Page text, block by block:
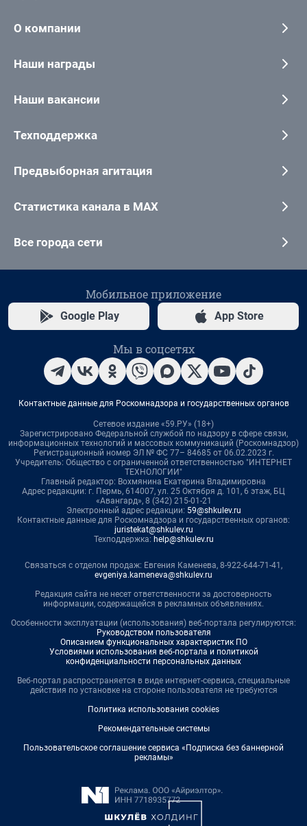
О компании
Наши награды
Наши вакансии
Техподдержка
Предвыборная агитация
Статистика канала в MAX
Все города сети
Мобильное приложение
Google Play App Store
Мы в соцсетях
Контактные данные для Роскомнадзора и государственных органов
Сетевое издание «59.РУ» (18+)
Зарегистрировано Федеральной службой по надзору в сфере связи,
информационных технологий и массовых коммуникаций (Роскомнадзор)
Регистрационный номер ЭЛ № ФС 77– 84685 от 06.02.2023 г.
Учредитель: Общество с ограниченной ответственностью "ИНТЕРНЕТ
ТЕХНОЛОГИИ"
Главный редактор: Вохмянина Екатерина Владимировна
Адрес редакции: г. Пермь, 614007, ул. 25 Октября д. 101, 6 этаж, БЦ
«Авангард», 8 (342) 215-01-21
Электронный адрес редакции: 59@shkulev.ru
Контактные данные для Роскомнадзора и государственных органов:
juristekat@shkulev.ru
Техподдержка: help@shkulev.ru
Связаться с отделом продаж: Евгения Каменева, 8-922-644-71-41,
evgeniya.kameneva@shkulev.ru
Редакция сайта не несет ответственности за достоверность
информации, содержащейся в рекламных объявлениях.
Особенности эксплуатации (использования) веб-портала регулируются:
Руководством пользователя
Описанием функциональных характеристик ПО
Условиями использования веб-портала и политикой
конфиденциальности персональных данных
Веб-портал распространяется в виде интернет-сервиса, специальные
действия по установке на стороне пользователя не требуются
Политика использования cookies
Рекомендательные системы
Пользовательское соглашение сервиса «Подписка без баннерной
рекламы»